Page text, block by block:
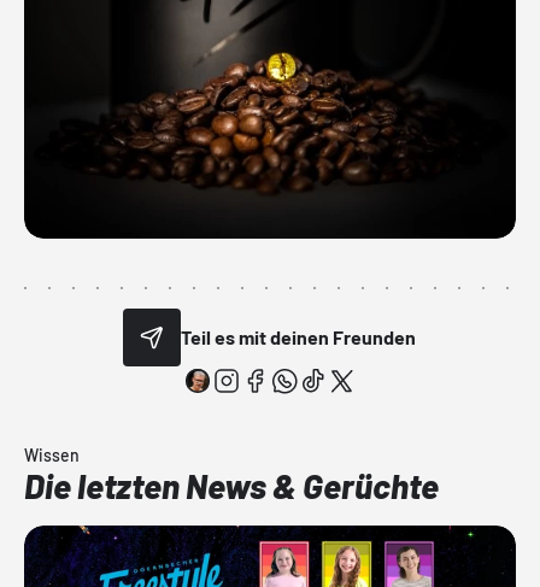
Teil es mit deinen Freunden
Wissen
Die letzten News & Gerüchte